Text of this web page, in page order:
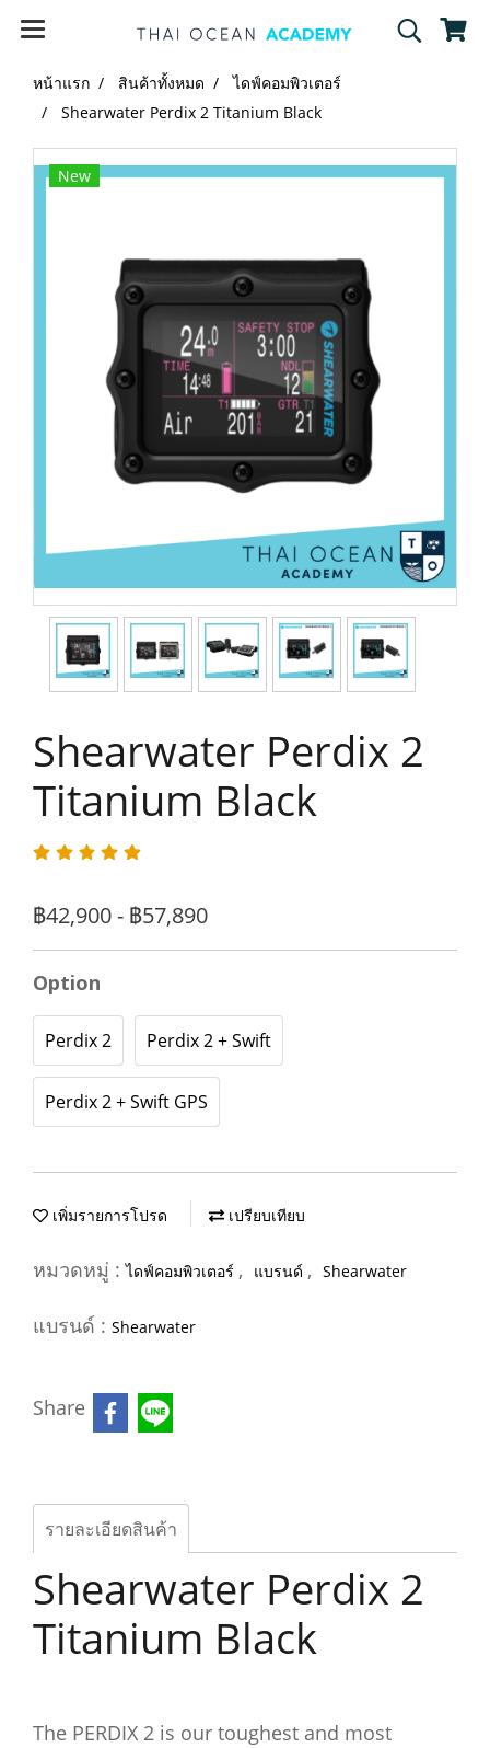
หน้าแรก สินค้าทั้งหมด
ไดฟ์คอมพิวเตอร์
Shearwater Perdix 2 Titanium Black
New
Shearwater Perdix 2
Titanium Black
฿42,900 - ฿57,890
Option
Perdix 2 Perdix 2 + Swift
Perdix 2 + Swift GPS
เพิ่มรายการโปรด เปรียบเทียบ
หมวดหมู่ :ไดฟ์คอมพิวเตอร์ , แบรนด์ , Shearwater
แบรนด์ : Shearwater
Share
รายละเอียดสินค้า
Shearwater Perdix 2
Titanium Black
The PERDIX 2 is our toughest and most